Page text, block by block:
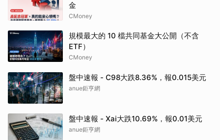
金
CMoney
規模最大的 10 檔共同基金大公開（不含
ETF）
CMoney
盤中速報 - C98大跌8.36%，報0.015美元
anue鉅亨網
盤中速報 - Xai大跌10.69%，報0.01美元
anue鉅亨網